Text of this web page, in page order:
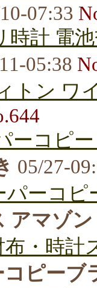
07:33
時計 電
05:38
トン ワ
ーコピ
05/27-
パーコピ
アマゾン
・時計
ピーブ